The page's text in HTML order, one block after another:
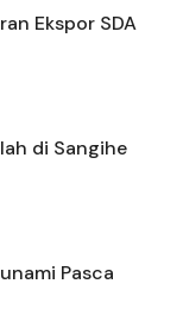
Ekspor SDA
di Sangihe
Pasca